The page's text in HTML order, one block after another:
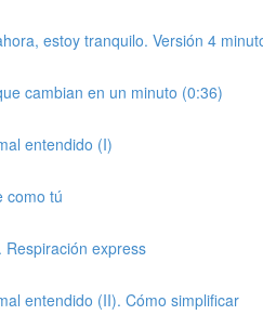
estoy tranquilo. Versión 4
cambian en un minuto (0:36)
entendido (I)
como tú
Respiración express
entendido (II). Cómo simplificar